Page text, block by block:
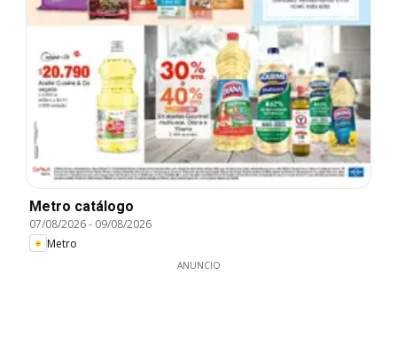
Metro catálogo
07/08/2026- 09/08/2026
Metro
ANUNCIO